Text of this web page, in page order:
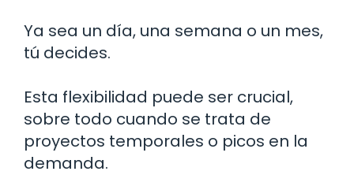
Ya sea un día, una semana o un mes,
tú decides.
Esta flexibilidad puede ser crucial,
sobre todo cuando se trata de
proyectos temporales o picos en la
demanda.